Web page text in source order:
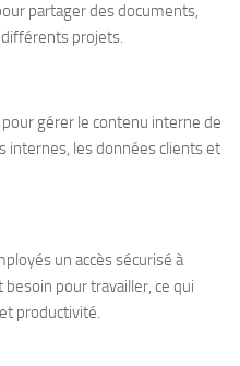
partager des documents,
projets.
gérer le contenu interne de
internes, les données clients et
un accès sécurisé à
pour travailler, ce qui
productivité.